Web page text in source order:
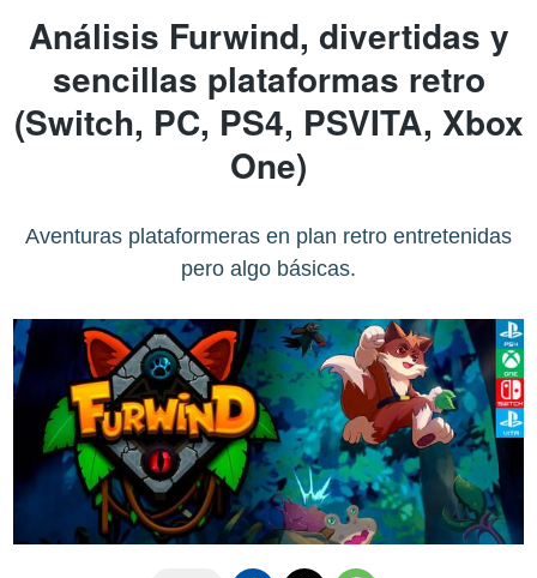
Análisis Furwind, divertidas y
sencillas plataformas retro
(Switch, PC, PS4, PSVITA, Xbox
One)
Aventuras plataformeras en plan retro entretenidas
pero algo básicas.